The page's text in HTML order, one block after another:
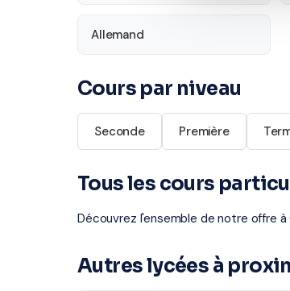
Allemand
Cours par niveau
Seconde Première
Tous les cours
Découvrez l'ensemble de notre offre à
Autres lycées à